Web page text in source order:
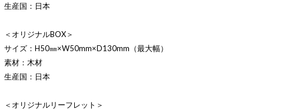
生産国：日本
＜オリジナルBOX＞
サイズ：H50㎜×W50mm×D130mm（最大幅）
素材：木材
生産国：日本
＜オリジナルリーフレット＞